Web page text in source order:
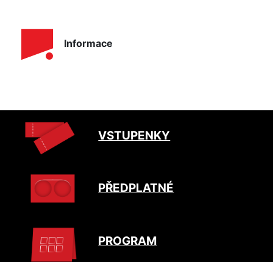
Informace
VSTUPENKY
PŘEDPLATNÉ
PROGRAM